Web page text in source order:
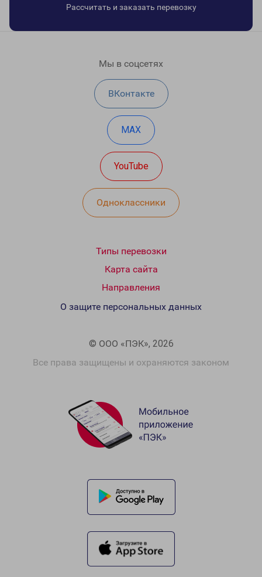
Рассчитать и заказать перевозку
Мы в соцсетях
ВКонтакте
MAX
YouTube
Одноклассники
Типы перевозки
Карта сайта
Направления
© ООО «ПЭК», 2026
Все права защищены и охраняются законом
О защите персональных данных